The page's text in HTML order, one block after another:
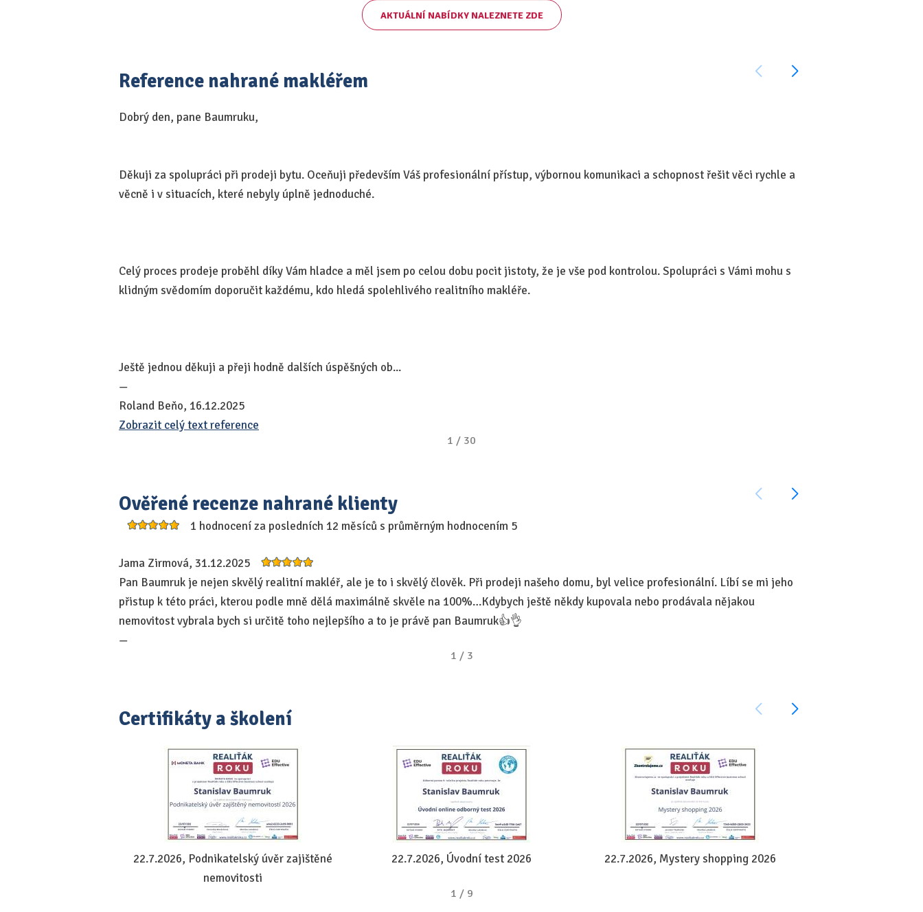
AKTUÁLNÍ NABÍDKY NALEZNETE ZDE
Reference nahrané makléřem
Dobrý den, pane Baumruku,
Děkuji za spolupráci při prodeji bytu. Oceňuji především Váš profesionální přístup, výbornou komunikaci a schopnost řešit věci rychle a
věcně i v situacích, které nebyly úplně jednoduché.
Celý proces prodeje proběhl díky Vám hladce a měl jsem po celou dobu pocit jistoty, že je vše pod kontrolou. Spolupráci s Vámi mohu s
klidným svědomím doporučit každému, kdo hledá spolehlivého realitního makléře.
Ještě jednou děkuji a přeji hodně dalších úspěšných ob...
—
Roland Beňo, 16.12.2025
Zobrazit celý text reference
1 / 30
Ověřené recenze nahrané klienty
1 hodnocení za posledních 12 měsíců s průměrným hodnocením 5
Jama Zirmová, 31.12.2025
Pan Baumruk je nejen skvělý realitní makléř, ale je to i skvělý člověk. Při prodeji našeho domu, byl velice profesionální. Líbí se mi jeho
přistup k této práci, kterou podle mně dělá maximálně skvěle na 100%…Kdybych ještě někdy kupovala nebo prodávala nějakou
nemovitost vybrala bych si určitě toho nejlepšího a to je právě pan Baumruk👍👌
—
1 / 3
Certifikáty a školení
22.7.2026, Podnikatelský úvěr zajištěné
nemovitosti
22.7.2026, Úvodní test 2026 22.7.2026, Mystery shopping 2026
1 / 9